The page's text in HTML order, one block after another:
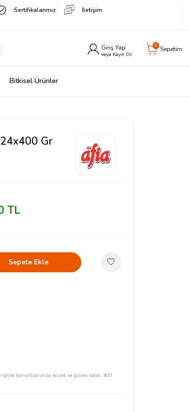
Sertifikalarımız
İletişim
Giriş Yap
veya Kayıt Ol
0 Sepetim
Bitkisel Ürünler
24x400 Gr
TL
Sepete Ekle
kahvaltılarınıza lezzet ve güven katar. 400